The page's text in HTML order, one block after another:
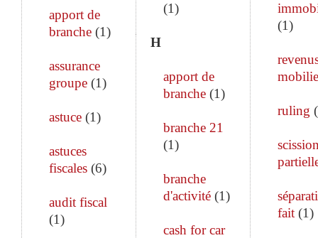
apport de
branche (1)
assurance
groupe (1)
astuce (1)
astuces
fiscales (6)
audit fiscal
(1)
(1)
H
apport de
branche(1)
branche 21
(1)
branche
d'activité(1)
cash for car
(1)
ruling (
fait(1)